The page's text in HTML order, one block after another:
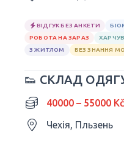
ВІДГУК БЕЗ АНКЕТИ
РОБОТА НА ЗАРАЗ
З ЖИТЛОМ
БЕЗ ЗНАННЯ
👟 СКЛАД
40000 – 55000
Чехія, Пльзень